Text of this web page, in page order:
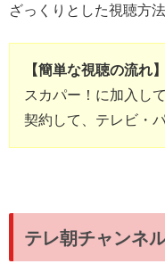
ざっくりとした視聴方
【簡単な視聴の流れ】
スカパー！に加入し
契約して、テレビ・
テレ朝チャンネ